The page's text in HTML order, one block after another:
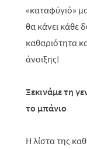
«καταφύγιό»
θα κάνει κάθε
καθαριότητα
άνοιξης!
Ξεκινάμε τη
το μπάνιο
Η λίστα της